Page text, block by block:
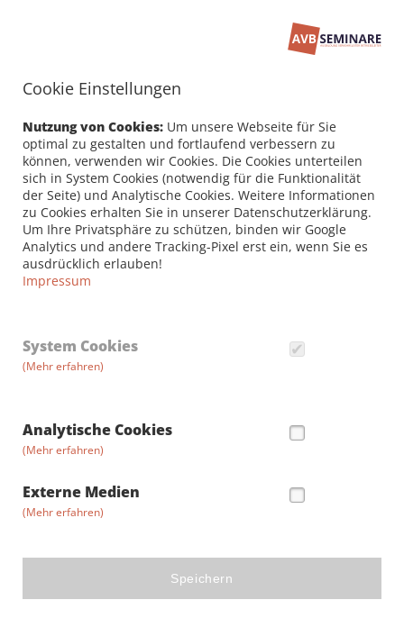
Cookie Einstellungen
Nutzung von Cookies: Um unsere Webseite für Sie
optimal zu gestalten und fortlaufend verbessern zu
können, verwenden wir Cookies. Die Cookies unterteilen
sich in System Cookies (notwendig für die Funktionalität
der Seite) und Analytische Cookies. Weitere Informationen
zu Cookies erhalten Sie in unserer Datenschutzerklärung.
Um Ihre Privatsphäre zu schützen, binden wir Google
Analytics und andere Tracking-Pixel erst ein, wenn Sie es
ausdrücklich erlauben!
Impressum
System Cookies
(Mehr erfahren)
Analytische Cookies
(Mehr erfahren)
Externe Medien
(Mehr erfahren)
Speichern
Verkehrsleiter Omnibusverkehr